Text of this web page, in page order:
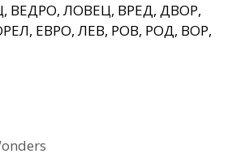
ВЕДРО, ЛОВЕЦ, ВРЕД, ДВОР,
ЕВРО, ЛЕВ, РОВ, РОД, ВОР,